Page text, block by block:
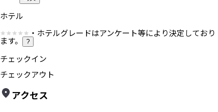
ホテル
・ホテルグレードはアンケート等により決定しており
ます。 ?
チェックイン
チェックアウト
アクセス